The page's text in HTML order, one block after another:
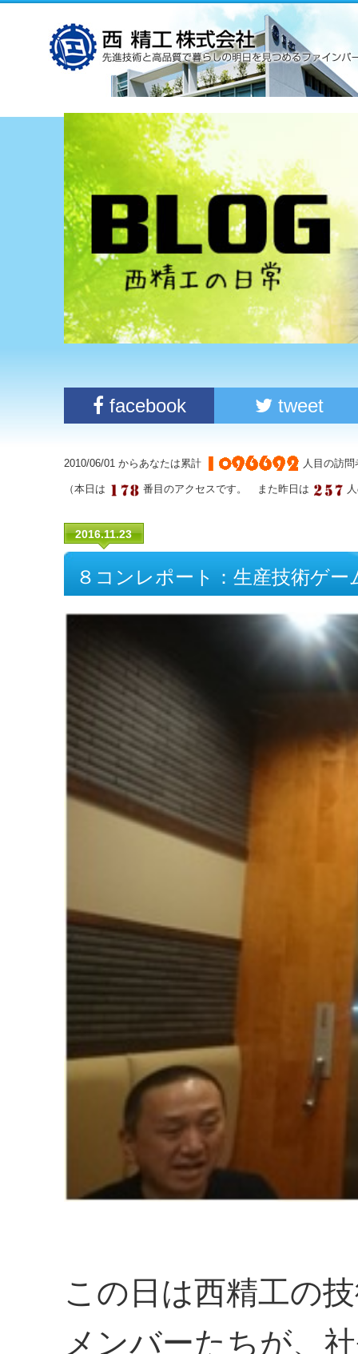
facebook tweet
2010/06/01 からあなたは累計 人目の訪
（本日は 番目のアクセスです。 また昨日は
2016.11.23
８コンレポート：生産技術ゲ
この日は西精工の
メンバーたちが、